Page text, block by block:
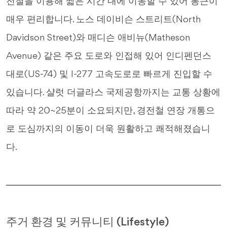
매우 편리합니다. 노스 데이비슨 스트리트(North
Davidson Street)와 매디슨 애비뉴(Matheson
Avenue) 같은 주요 도로와 인접해 있어 인디펜던스
대로(US-74) 및 I-277 고속도로로 빠르게 진입할 수
있습니다. 샬럿 더글라스 국제공항까지는 교통 상황에
따라 약 20~25분이 소요되지만, 경전철 연장 개통으
로 도심까지의 이동이 더욱 원활하고 쾌적해졌습니
다.
주거 환경 및 커뮤니티 (Lifestyle)